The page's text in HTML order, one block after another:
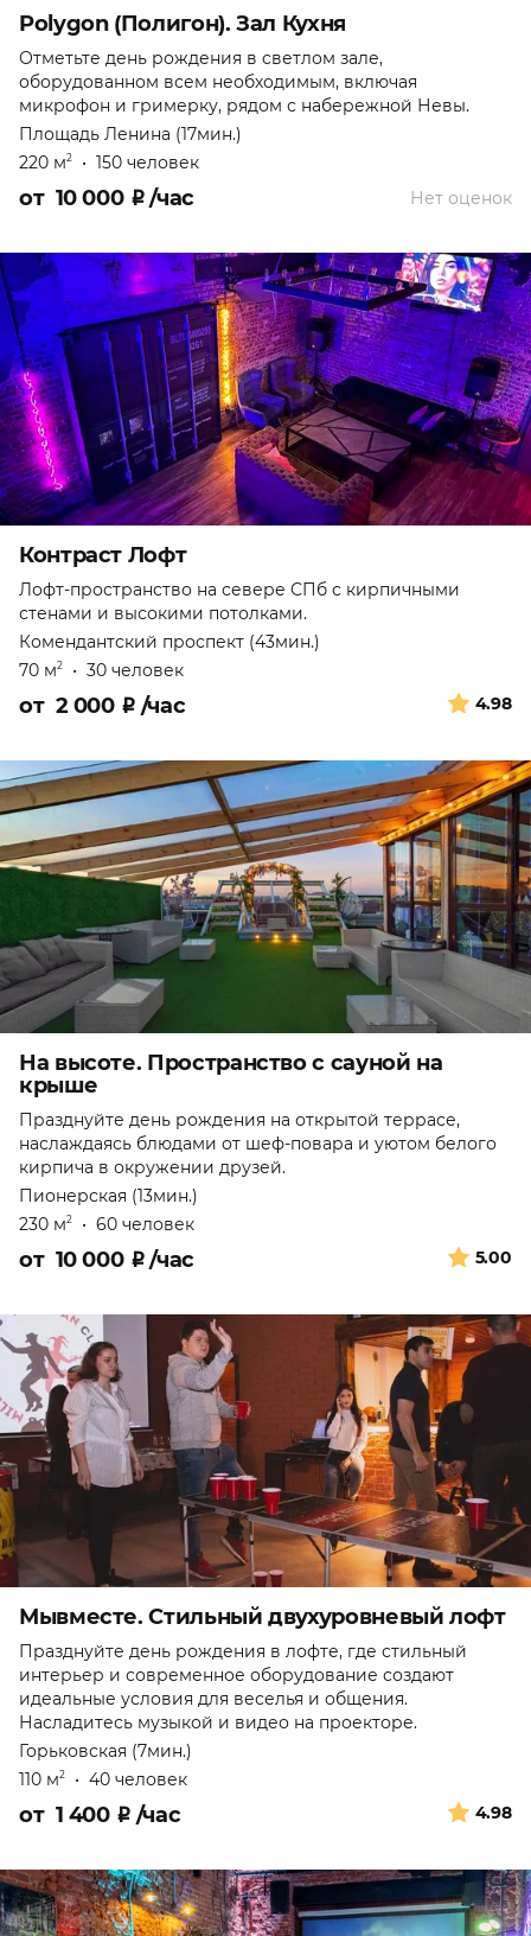
Polygon (Полигон). Зал Кухня
Отметьте день рождения в светлом зале,
оборудованном всем необходимым, включая
микрофон и гримерку, рядом с набережной Невы.
Площадь Ленина (17мин.)
220 м2 • 150 человек
Нет оценок
от 10 000 ₽/час
Контраст Лофт
Лофт-пространство на севере СПб с кирпичными
стенами и высокими потолками.
Комендантский проспект (43мин.)
70 м2 • 30 человек
4.98
от 2 000 ₽ /час
На высоте. Пространство с сауной на
крыше
Празднуйте день рождения на открытой террасе,
наслаждаясь блюдами от шеф-повара и уютом белого
кирпича в окружении друзей.
Пионерская (13мин.)
230 м2 • 60 человек
5.00
от 10 000 ₽/час
Мывместе. Стильный двухуровневый лофт
Празднуйте день рождения в лофте, где стильный
интерьер и современное оборудование создают
идеальные условия для веселья и общения.
Насладитесь музыкой и видео на проекторе.
Горьковская (7мин.)
110 м2 • 40 человек
4.98
от 1 400 ₽ /час